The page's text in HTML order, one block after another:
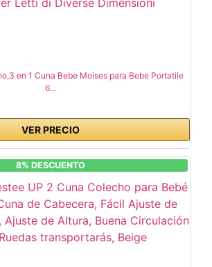
en 1 Cuna Bebe Moises para Bebe Portatile
6...
VER PRECIO
8% DESCUENTO